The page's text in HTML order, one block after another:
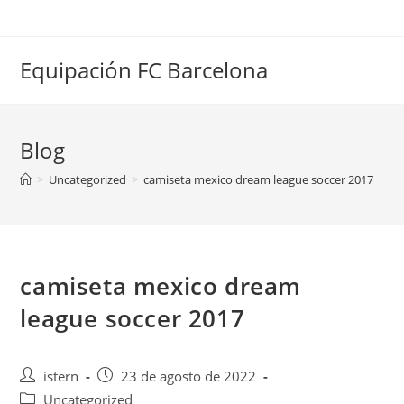
Equipación FC Barcelona
Blog
> Uncategorized > camiseta mexico dream league soccer 2017
camiseta mexico dream
league soccer 2017
Autor
de
istern
Publicación
de
23 de agosto de 2022
Categoría
Uncategorized